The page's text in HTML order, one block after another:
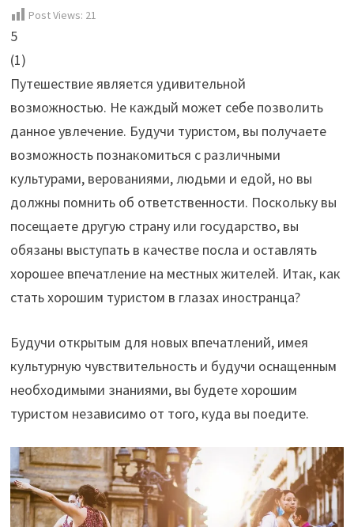
Post Views: 21
5
(1)
Путешествие является удивительной
возможностью. Не каждый может себе позволить
данное увлечение. Будучи туристом, вы получаете
возможность познакомиться с различными
культурами, верованиями, людьми и едой, но вы
должны помнить об ответственности. Поскольку вы
посещаете другую страну или государство, вы
обязаны выступать в качестве посла и оставлять
хорошее впечатление на местных жителей. Итак, как
стать хорошим туристом в глазах иностранца?
Будучи открытым для новых впечатлений, имея
культурную чувствительность и будучи оснащенным
необходимыми знаниями, вы будете хорошим
туристом независимо от того, куда вы поедите.